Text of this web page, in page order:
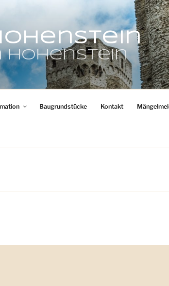
Hohenstein
Baugrundstücke Kontakt